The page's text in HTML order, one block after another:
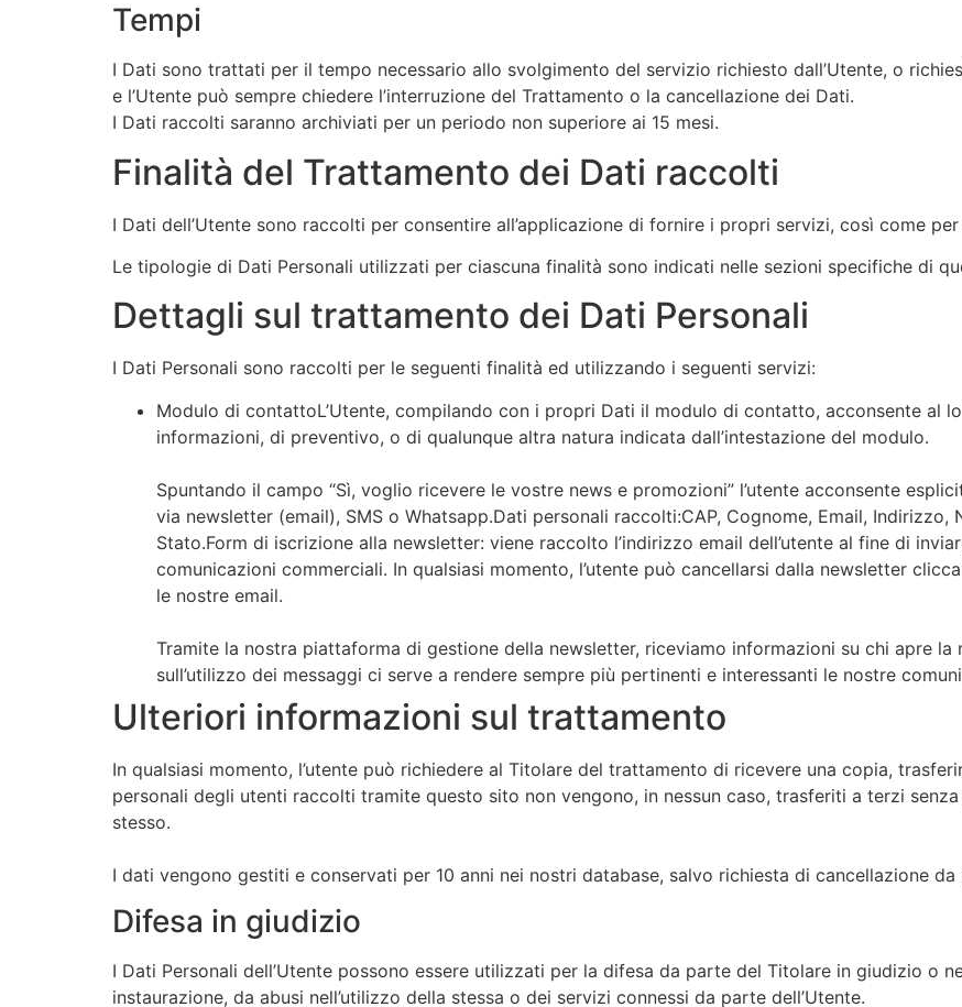
Tempi
I Dati sono trattati per il tempo necessario allo svolgimento del servizio richiesto dall’Utente, o
e l’Utente può sempre chiedere l’interruzione del Trattamento o la cancellazione dei Dati.
I Dati raccolti saranno archiviati per un periodo non superiore ai 15 mesi.
Finalità del Trattamento dei Dati raccolti
I Dati dell’Utente sono raccolti per consentire all’applicazione di fornire i propri servizi, così come
Le tipologie di Dati Personali utilizzati per ciascuna finalità sono indicati nelle sezioni specifiche di
Dettagli sul trattamento dei Dati Personali
I Dati Personali sono raccolti per le seguenti finalità ed utilizzando i seguenti servizi:
Modulo di contattoL’Utente, compilando con i propri Dati il modulo di contatto, acconsente al
informazioni, di preventivo, o di qualunque altra natura indicata dall’intestazione del modulo.
Spuntando il campo “Sì, voglio ricevere le vostre news e promozioni” l’utente acconsente
via newsletter (email), SMS o Whatsapp.Dati personali raccolti:CAP, Cognome, Email,
Stato.Form di iscrizione alla newsletter: viene raccolto l’indirizzo email dell’utente al fine di
comunicazioni commerciali. In qualsiasi momento, l’utente può cancellarsi dalla newsletter
le nostre email.
Tramite la nostra piattaforma di gestione della newsletter, riceviamo informazioni su chi apre
sull’utilizzo dei messaggi ci serve a rendere sempre più pertinenti e interessanti le nostre
Ulteriori informazioni sul trattamento
In qualsiasi momento, l’utente può richiedere al Titolare del trattamento di ricevere una copia,
personali degli utenti raccolti tramite questo sito non vengono, in nessun caso, trasferiti a terzi
stesso.
I dati vengono gestiti e conservati per 10 anni nei nostri database, salvo richiesta di cancellazione da
Difesa in giudizio
I Dati Personali dell’Utente possono essere utilizzati per la difesa da parte del Titolare in giudizio o
instaurazione, da abusi nell’utilizzo della stessa o dei servizi connessi da parte dell’Utente.